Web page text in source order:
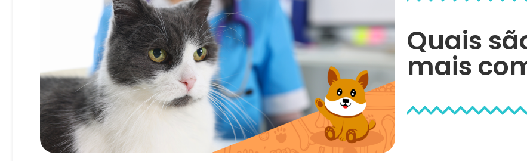
Quais
mais